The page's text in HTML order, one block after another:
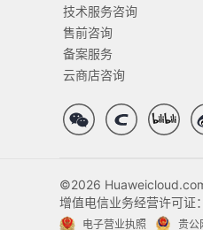
技术服务咨询
售前咨询
备案服务
云商店咨询
©2026
增值电信业务经营许可
电子营业执照 贵